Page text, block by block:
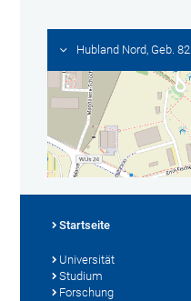
Hubland Nord, Geb. 82
Startseite
Universität
Studium
Forschung